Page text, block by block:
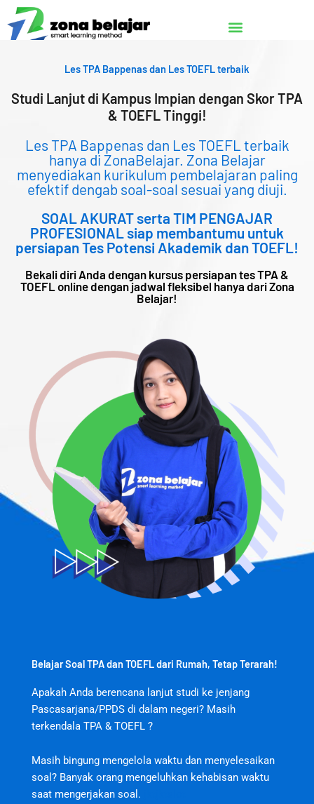
Lewati
ke
konten
Les TPA Bappenas dan Les TOEFL terbaik
Studi Lanjut di Kampus Impian dengan Skor TPA
& TOEFL Tinggi!
Les TPA Bappenas dan Les TOEFL terbaik
hanya di ZonaBelajar. Zona Belajar
menyediakan kurikulum pembelajaran paling
efektif dengab soal-soal sesuai yang diuji.
SOAL AKURAT serta TIM PENGAJAR
PROFESIONAL siap membantumu untuk
persiapan Tes Potensi Akademik dan TOEFL!
Bekali diri Anda dengan kursus persiapan tes TPA &
TOEFL online dengan jadwal fleksibel hanya dari Zona
Belajar!
Belajar Soal TPA dan TOEFL dari Rumah, Tetap Terarah!
Apakah Anda berencana lanjut studi ke jenjang
Pascasarjana/PPDS di dalam negeri? Masih
terkendala TPA & TOEFL ?
Masih bingung mengelola waktu dan menyelesaikan
soal? Banyak orang mengeluhkan kehabisan waktu
saat mengerjakan soal.